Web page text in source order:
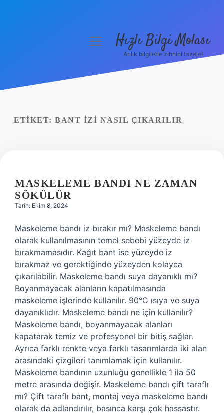
Yasal Uyarı
menüyüHızlı Bilgi Molası
Anlık bilgilerle zihnini tazele!
ETIKET: BANT IZI NASIL ÇIKARILIR
MASKELEME BANDI NE ZAMAN
SÖKÜLÜR
Tarih: Ekim 8, 2024
Maskeleme bandı iz bırakır mı? Maskeleme bandı
olarak kullanılmasının temel sebebi yüzeyde iz
bırakmamasıdır. Kağıt bant ise yüzeyde iz
bırakmaz ve gerektiğinde yüzeyden kolayca
çıkarılabilir. Maskeleme bandı suya dayanıklı mı?
Boyanmayacak alanların kapatılmasında
maskeleme işlerinde kullanılır. 90°C ısıya ve suya
dayanıklıdır. Maskeleme bandı ne için kullanılır?
Maskeleme bandı, boyanmayacak alanları
kapatarak temiz ve profesyonel bir bitiş sağlar.
Ayrıca farklı renkte veya farklı tasarımlarda iki alan
arasındaki çizgileri tanımlamak için kullanılır.
Maskeleme bandının uzunluğu genellikle 1 ila 50
metre arasında değişir. Maskeleme bandı çift taraflı
mı? Çift taraflı bant, montaj veya maskeleme bandı
olarak da adlandırılır, basınca karşı çok hassastır.